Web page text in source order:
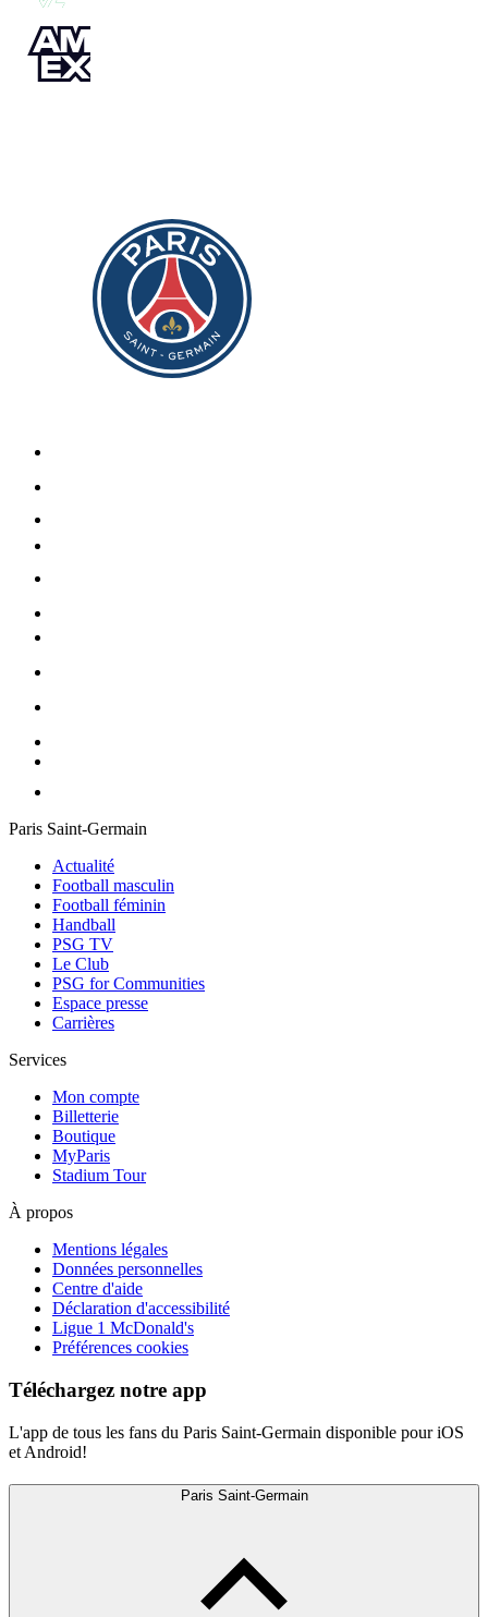
Paris Saint-Germain
Actualité
Football masculin
Football féminin
Handball
PSG TV
Le Club
PSG for Communities
Espace presse
Carrières
Services
Mon compte
Billetterie
Boutique
MyParis
Stadium Tour
À propos
Mentions légales
Données personnelles
Centre d'aide
Déclaration d'accessibilité
Ligue 1 McDonald's
Préférences cookies
Téléchargez notre app
L'app de tous les fans du Paris Saint-Germain disponible pour iOS
et Android!
Paris Saint-Germain